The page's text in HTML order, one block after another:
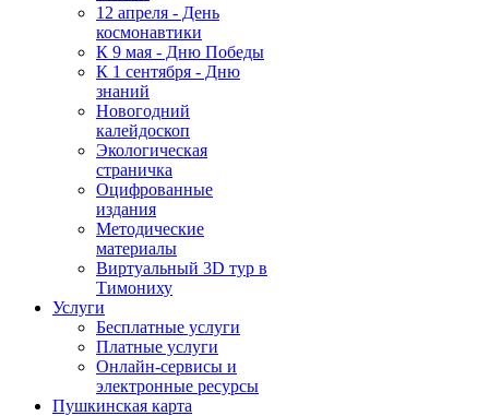
12 апреля - День
космонавтики
К 9 мая - Дню Победы
К 1 сентября - Дню
знаний
Новогодний
калейдоскоп
Экологическая
страничка
Оцифрованные
издания
Методические
материалы
Виртуальный 3D тур в
Тимониху
Услуги
Бесплатные услуги
Платные услуги
Онлайн-сервисы и
электронные ресурсы
Пушкинская карта